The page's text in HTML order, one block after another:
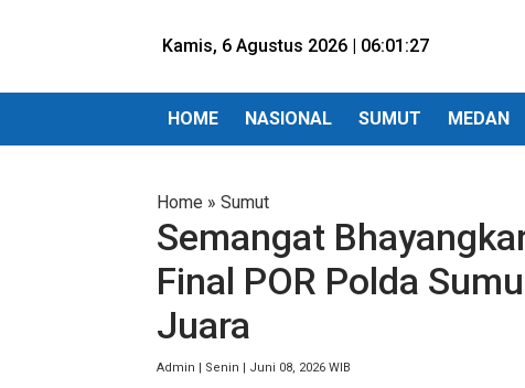
Kamis, 6 Agustus 2026 | 06:01:28
HOME NASIONAL SUMUT MEDAN
Home » Sumut
Semangat
Final POR Polda
Juara
Admin | Senin | Juni 08, 2026 WIB